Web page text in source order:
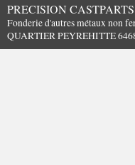
PRECISION
Fonderie d'autres métaux non
QUARTIER PEYREHITTE